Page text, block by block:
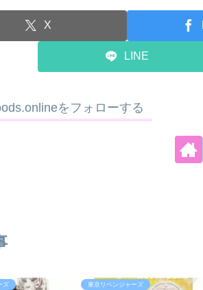
X
LINE
をフォローする
ズ 東京リベンジャーズ